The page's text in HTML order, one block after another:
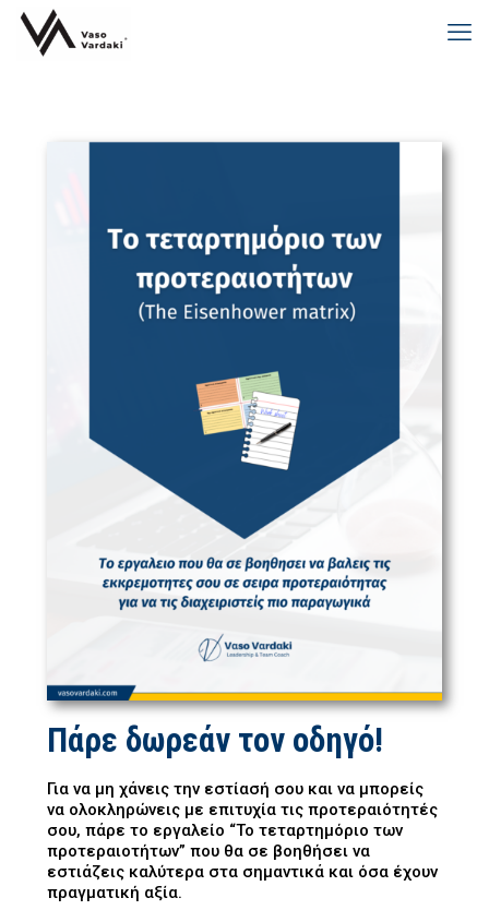
Πάρε δωρεάν τον οδηγό!
Για να μη χάνεις την εστίασή σου και να μπορείς
να ολοκληρώνεις με επιτυχία τις προτεραιότητές
σου, πάρε το εργαλείο “Το τεταρτημόριο των
προτεραιοτήτων” που θα σε βοηθήσει να
εστιάζεις καλύτερα στα σημαντικά και όσα έχουν
πραγματική αξία.